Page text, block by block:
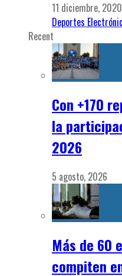
11 diciembre, 2020
Deportes
Recent
Con +170
la
2026
5 agosto, 2026
Más de 60
compiten